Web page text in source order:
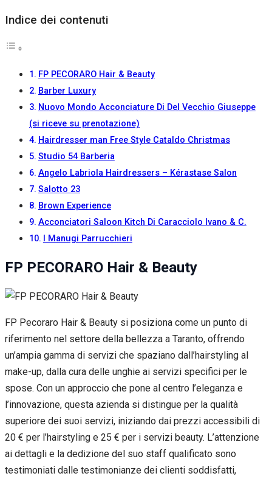
Indice dei contenuti
FP PECORARO Hair & Beauty
Barber Luxury
Nuovo Mondo Acconciature Di Del Vecchio Giuseppe
(si riceve su prenotazione)
Hairdresser man Free Style Cataldo Christmas
Studio 54 Barberia
Angelo Labriola Hairdressers – Kérastase Salon
Salotto 23
Brown Experience
Acconciatori Saloon Kitch Di Caracciolo Ivano & C.
I Manugi Parrucchieri
FP PECORARO Hair & Beauty
FP Pecoraro Hair & Beauty si posiziona come un punto di
riferimento nel settore della bellezza a Taranto, offrendo
un’ampia gamma di servizi che spaziano dall’hairstyling al
make-up, dalla cura delle unghie ai servizi specifici per le
spose. Con un approccio che pone al centro l’eleganza e
l’innovazione, questa azienda si distingue per la qualità
superiore dei suoi servizi, iniziando dai prezzi accessibili di
20 € per l’hairstyling e 25 € per i servizi beauty. L’attenzione
ai dettagli e la dedizione del suo staff qualificato sono
testimoniati dalle testimonianze dei clienti soddisfatti,
nostro sito,
possibilità di
e offerte
personalizzati.